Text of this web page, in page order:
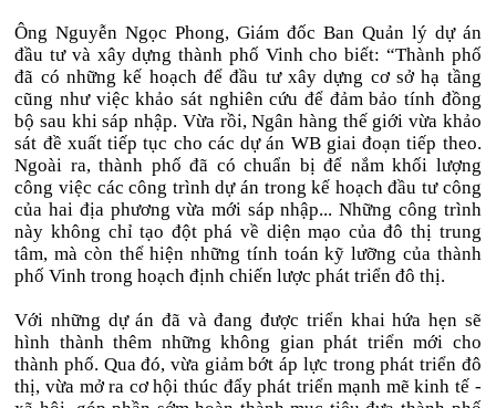
Ông Nguyễn Ngọc Phong, Giám đốc Ban Quản lý dự án
đầu tư và xây dựng thành phố Vinh cho biết: “Thành phố
đã có những kế hoạch để đầu tư xây dựng cơ sở hạ tầng
cũng như việc khảo sát nghiên cứu để đảm bảo tính đồng
bộ sau khi sáp nhập. Vừa rồi, Ngân hàng thế giới vừa khảo
sát đề xuất tiếp tục cho các dự án WB giai đoạn tiếp theo.
Ngoài ra, thành phố đã có chuẩn bị để nắm khối lượng
công việc các công trình dự án trong kế hoạch đầu tư công
của hai địa phương vừa mới sáp nhập... Những công trình
này không chỉ tạo đột phá về diện mạo của đô thị trung
tâm, mà còn thể hiện những tính toán kỹ lưỡng của thành
phố Vinh trong hoạch định chiến lược phát triển đô thị.
Với những dự án đã và đang được triển khai hứa hẹn sẽ
hình thành thêm những không gian phát triển mới cho
thành phố. Qua đó, vừa giảm bớt áp lực trong phát triển đô
thị, vừa mở ra cơ hội thúc đẩy phát triển mạnh mẽ kinh tế -